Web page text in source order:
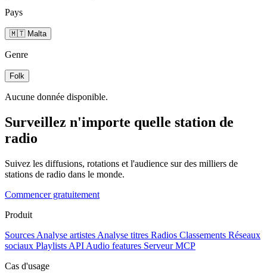
Pays
🇲🇹 Malta
Genre
Folk
Aucune donnée disponible.
Surveillez n'importe quelle station de
radio
Suivez les diffusions, rotations et l'audience sur des milliers de
stations de radio dans le monde.
Commencer gratuitement
Produit
Sources Analyse artistes Analyse titres Radios Classements Réseaux
sociaux Playlists API Audio features Serveur MCP
Cas d'usage